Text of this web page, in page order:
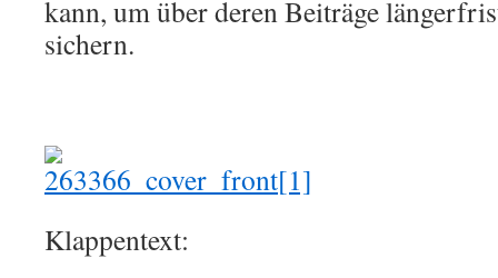
kann, um über deren Beiträge
sichern.
Klappentext: